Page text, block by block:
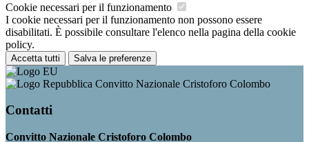
Cookie necessari per il funzionamento
I cookie necessari per il funzionamento non possono essere
disabilitati. È possibile consultare l'elenco nella pagina della cookie
policy.
Accetta tutti Salva le preferenze
Convitto Nazionale Cristoforo Colombo
Contatti
Convitto Nazionale Cristoforo Colombo